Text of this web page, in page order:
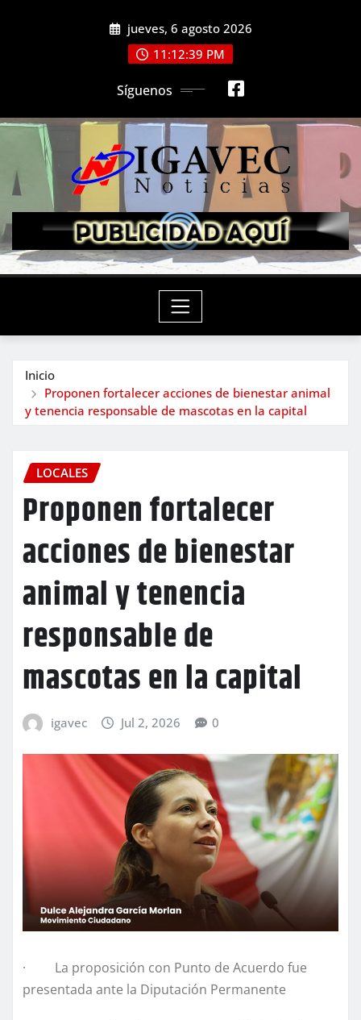
jueves, 6 agosto 2026
11:12:41 PM
Síguenos
Inicio
Proponen fortalecer acciones de bienestar animal
y tenencia responsable de mascotas en la capital
LOCALES
Proponen fortalecer
acciones de bienestar
animal y tenencia
responsable de
mascotas en la capital
igavec Jul 2, 2026 0
· La proposición con Punto de Acuerdo fue
presentada ante la Diputación Permanente